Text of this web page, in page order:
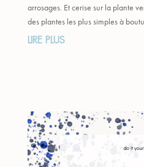
arrosages. Et cerise sur la plante
des plantes les plus simples à
LIRE PLUS